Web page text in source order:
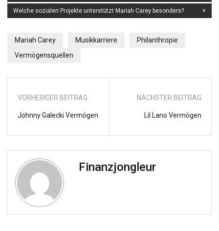
Welche sozialen Projekte unterstützt Mariah Carey besonders?
Mariah Carey Musikkarriere
Philanthropie
Vermögensquellen
VORHERIGER BEITRAG
Johnny Galecki Vermögen
NÄCHSTER BEITRAG
Lil Lano Vermögen
Finanzjongleur